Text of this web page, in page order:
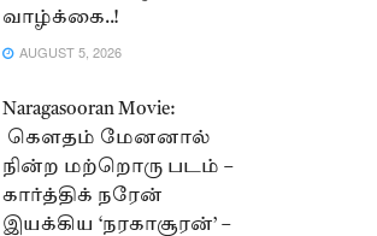
வாழ்க்கை..!
AUGUST 5, 2026
Naragasooran Movie:
கௌதம் மேனனால்
நின்ற மற்றொரு படம் –
கார்த்திக் நரேன்
இயக்கிய ‘நரகாசூரன்’ –